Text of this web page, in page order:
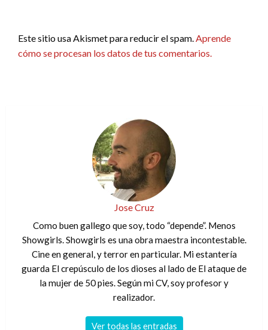
Este sitio usa Akismet para reducir el spam. Aprende
cómo se procesan los datos de tus comentarios.
Jose Cruz
Como buen gallego que soy, todo “depende”. Menos
Showgirls. Showgirls es una obra maestra incontestable.
Cine en general, y terror en particular. Mi estantería
guarda El crepúsculo de los dioses al lado de El ataque de
la mujer de 50 pies. Según mi CV, soy profesor y
realizador.
Ver todas las entradas